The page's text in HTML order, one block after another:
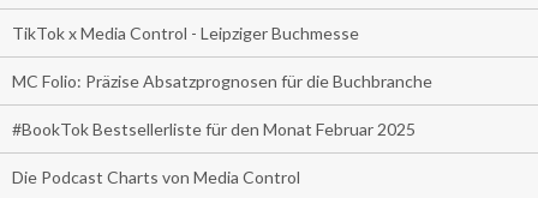
TikTok x Media Control - Leipziger Buchmesse
MC Folio: Präzise Absatzprognosen für die Buchbranche
#BookTok Bestsellerliste für den Monat Februar 2025
Die Podcast Charts von Media Control